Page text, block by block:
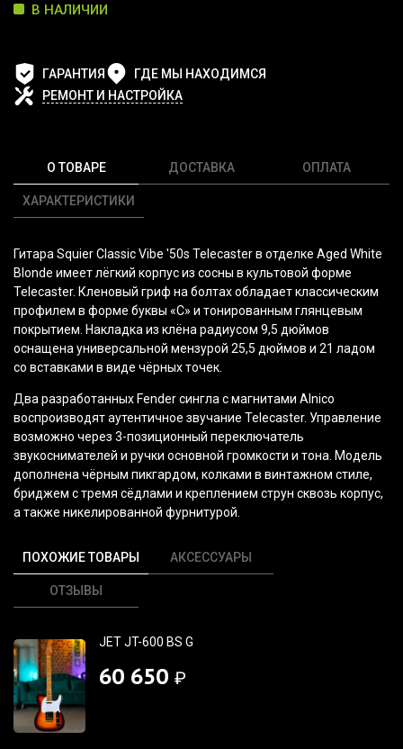
В НАЛИЧИИ
ГАРАНТИЯ
ГДЕ МЫ НАХОДИМСЯ
РЕМОНТ И НАСТРОЙКА
О ТОВАРЕ
ХАРАКТЕРИСТИКИ
ДОСТАВКА ОПЛАТА
Гитара Squier Classic Vibe '50s Telecaster в отделке Aged White
Blonde имеет лёгкий корпус из сосны в культовой форме
Telecaster. Кленовый гриф на болтах обладает классическим
профилем в форме буквы «С» и тонированным глянцевым
покрытием. Накладка из клёна радиусом 9,5 дюймов
оснащена универсальной мензурой 25,5 дюймов и 21 ладом
со вставками в виде чёрных точек.
Два разработанных Fender сингла с магнитами Alnico
воспроизводят аутентичное звучание Telecaster. Управление
возможно через 3-позиционный переключатель
звукоснимателей и ручки основной громкости и тона. Модель
дополнена чёрным пикгардом, колками в винтажном стиле,
бриджем с тремя сёдлами и креплением струн сквозь корпус,
а также никелированной фурнитурой.
ПОХОЖИЕ ТОВАРЫ АКСЕССУАРЫ
ОТЗЫВЫ
JET JT-600 BS G
60 650 ₽